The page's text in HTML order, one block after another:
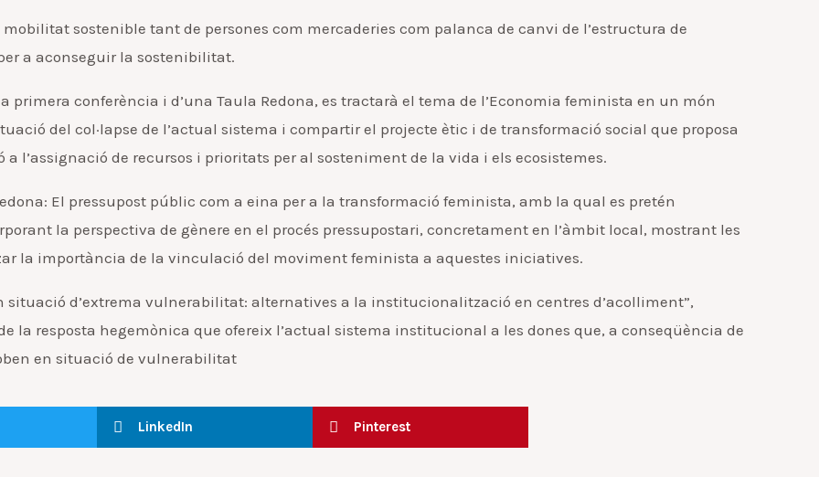
sostenible tant de persones com mercaderies com palanca de canvi de l’estructura de
a aconseguir la sostenibilitat.
primera conferència i d’una Taula Redona, es tractarà el tema de l’Economia feminista en un món
del col·lapse de l’actual sistema i compartir el projecte ètic i de transformació social que proposa
l’assignació de recursos i prioritats per al sosteniment de la vida i els ecosistemes.
El pressupost públic com a eina per a la transformació feminista, amb la qual es pretén
la perspectiva de gènere en el procés pressupostari, concretament en l’àmbit local, mostrant les
la importància de la vinculació del moviment feminista a aquestes iniciatives.
situació d’extrema vulnerabilitat: alternatives a la institucionalització en centres d’acolliment”,
la resposta hegemònica que ofereix l’actual sistema institucional a les dones que, a conseqüència de
en situació de vulnerabilitat
LinkedIn Pinterest